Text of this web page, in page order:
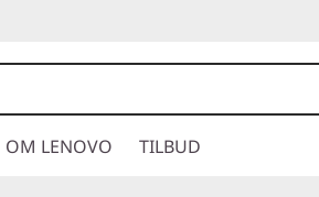
OM LENOVO TILBUD